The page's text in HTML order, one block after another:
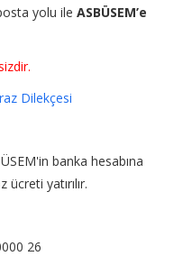
yolu ile ASBÜSEM’e
Dilekçesi
banka hesabına
yatırılır.
26